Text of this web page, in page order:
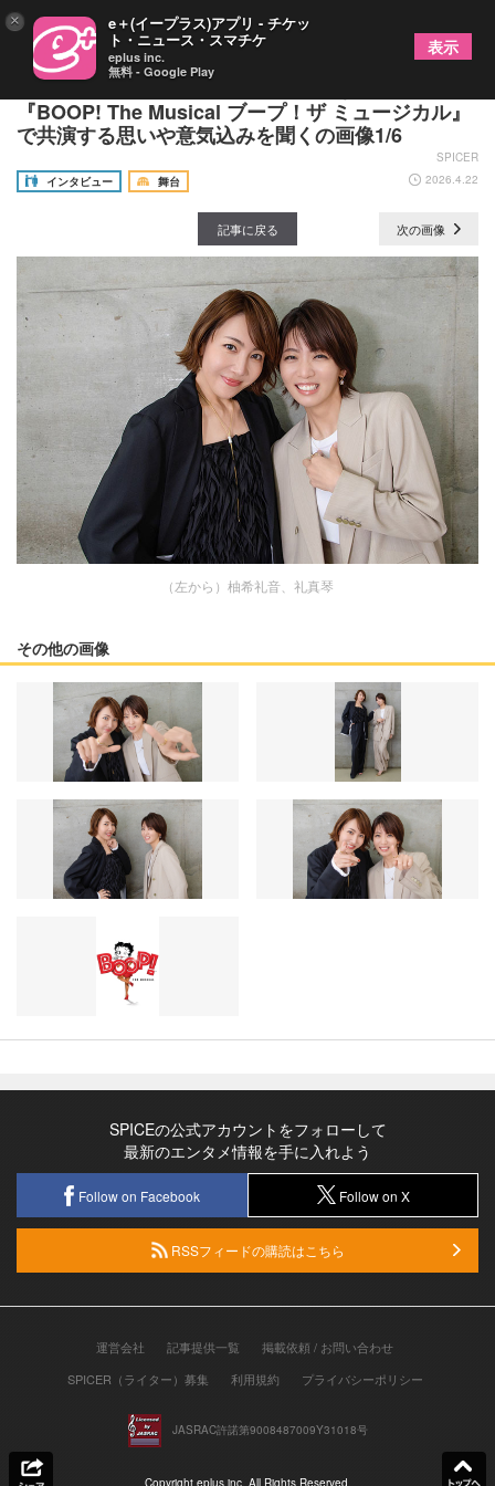
礼真琴と柚希礼音が揃ったら大嵐になるかも
『BOOP! The Musical ブープ！ザ ミュージカル』
で共演する思いや意気込みを聞くの画像1/6
SPICER
インタビュー
舞台 2026.4.22
記事に戻る 次の画像
（左から）柚希礼音、礼真琴
その他の画像
SPICEの公式アカウントをフォローして
最新のエンタメ情報を手に入れよう
Follow on Facebook Follow on X
RSSフィードの購読はこちら
運営会社 記事提供一覧
掲載依頼 / お問い合わせ
SPICER（ライター）募集
利用規約 プライバシーポリシー
JASRAC許諾第9008487009Y31018号
× e＋(イープラス)アプリ - チケッ
ト・ニュース・スマチケ
eplus inc.
無料 - Google Play
表示